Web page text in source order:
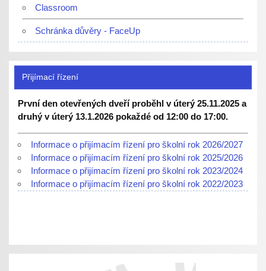
Classroom
Schránka důvěry - FaceUp
Přijímací řízení
První den otevřených dveří proběhl v úterý 25.11.2025 a
druhý v úterý 13.1.2026 pokaždé od 12:00 do 17:00.
Informace o přijímacím řízení pro školní rok 2026/2027
Informace o přijímacím řízení pro školní rok 2025/2026
Informace o přijímacím řízení pro školní rok 2023/2024
Informace o přijímacím řízení pro školní rok 2022/2023